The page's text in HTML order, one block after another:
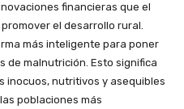
financieras que el
el desarrollo rural.
más inteligente para poner
de malnutrición. Esto significa
inocuos, nutritivos y asequibles
poblaciones más